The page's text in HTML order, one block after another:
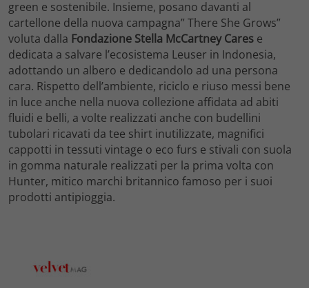
green e sostenibile. Insieme, posano davanti al
cartellone della nuova campagna” There She Grows”
voluta dalla Fondazione Stella McCartney Cares e
dedicata a salvare l’ecosistema Leuser in Indonesia,
adottando un albero e dedicandolo ad una persona
cara. Rispetto dell’ambiente, riciclo e riuso messi bene
in luce anche nella nuova collezione affidata ad abiti
fluidi e belli, a volte realizzati anche con budellini
tubolari ricavati da tee shirt inutilizzate, magnifici
cappotti in tessuti vintage o eco furs e stivali con suola
in gomma naturale realizzati per la prima volta con
Hunter, mitico marchi britannico famoso per i suoi
prodotti antipioggia.